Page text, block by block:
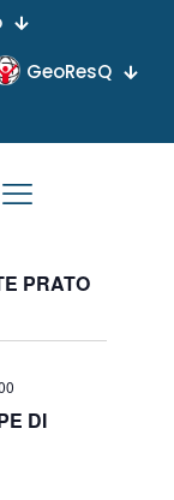
GeoResQ
Lista
PRATO
DI